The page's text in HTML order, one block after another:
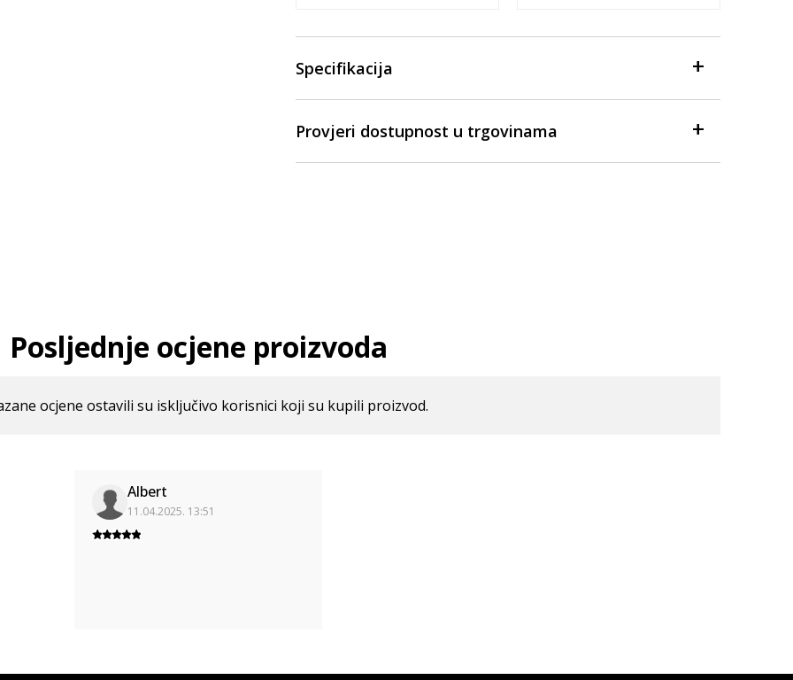
Specifikacija
Provjeri dostupnost u trgovinama
Posljednje ocjene proizvoda
ocjene ostavili su isključivo korisnici koji su kupili proizvod.
Albert
11.04.2025. 13:51